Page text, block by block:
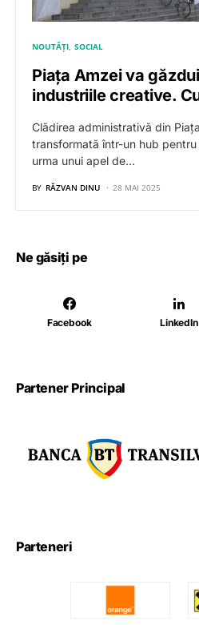
NOUTĂȚI SOCIAL
Piața Amzei va
industriile creative.
Clădirea administrativă din
transformată într-un hub
urma unui apel de…
BY RĂZVAN DINU 28 MAI 2025
Ne găsiți pe
Facebook LinkedIn
Partener Principal
Parteneri